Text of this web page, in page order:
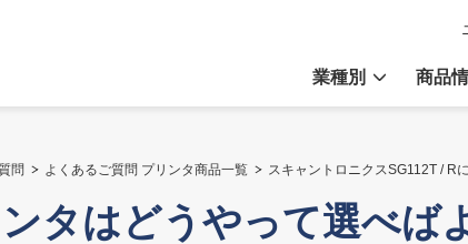
業種別 商品
問 よくあるご質問 プリンタ商品一覧 スキャントロニクスSG112T / R
タはどうやって選べば